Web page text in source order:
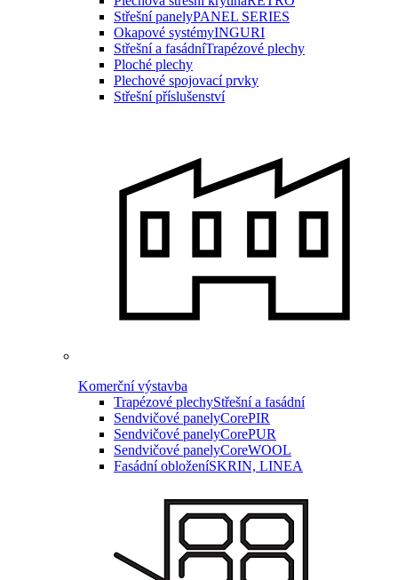
Střešní panelyPANEL SERIES
Okapové systémyINGURI
Střešní a fasádníTrapézové plechy
Ploché plechy
Plechové spojovací prvky
Střešní příslušenství
Komerční výstavba
Trapézové plechyStřešní a fasádní
Sendvičové panelyCorePIR
Sendvičové panelyCorePUR
Sendvičové panelyCoreWOOL
Fasádní obloženíSKRIN, LINEA